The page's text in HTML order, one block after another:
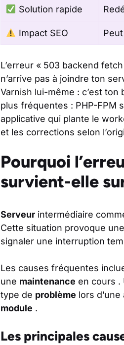
Solution rapide
Impact SEO
L’erreur « 503 backend
n’arrive pas à joindre ton
Varnish lui-même : c’est
plus fréquentes : PHP-FPM
applicative qui plante le
et les corrections selon
Pourquoi
survient-elle
Serveur intermédiaire
Cette situation provoque
signaler une interruption
Les causes fréquentes
une maintenance en cours .
type de problème lors
module .
Les principales